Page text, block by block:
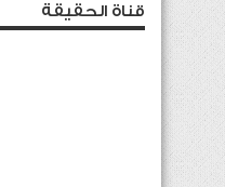
قناة الحقيقة